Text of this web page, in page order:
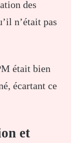
des
n’était pas
était bien
écartant ce
et